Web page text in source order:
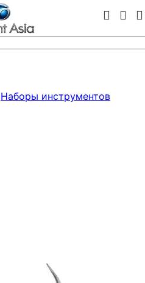
Наборы инструментов